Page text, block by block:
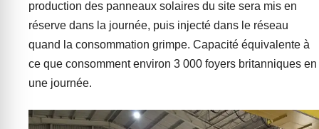
production des panneaux solaires du site sera mis en
réserve dans la journée, puis injecté dans le réseau
quand la consommation grimpe. Capacité équivalente à
ce que consomment environ 3 000 foyers britanniques en
une journée.